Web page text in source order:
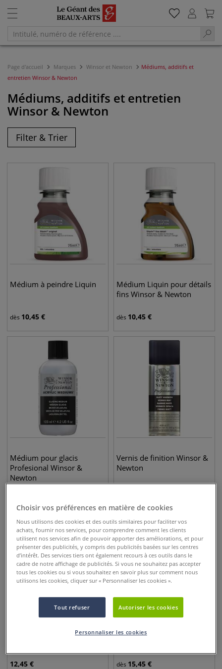
Page d'accueil Marques Winsor et Newton
Médiums, additifs et
entretien Winsor & Newton
Médiums, additifs et entretien
Winsor & Newton
Filter & Trier
Médium à peindre Liquin
dès 10,45 €
Médium Liquin pour détails
fins Winsor & Newton
dès 10,45 €
Médium pour glacis
Profesional Winsor &
Newton
Vernis de finition Winsor &
Newton
Médium de granulation
12,45 €
Liquin Impasto Winsor &
dès 15,45 €
Choisir vos préférences en matière de cookies
Nous utilisons des cookies et des outils similaires pour faciliter vos
achats, fournir nos services, pour comprendre comment les clients
utilisent nos services afin de pouvoir apporter des améliorations, et pour
présenter des publicités, y compris des publicités basées sur les centres
d’intérêt. Des services tiers ont également recours à ces outils dans le
cadre de notre affichage de publicités. Si vous ne souhaitez pas accepter
tous les cookies ou si vous souhaitez en savoir plus sur comment nous
utilisons les cookies, cliquer sur « Personnaliser les cookies ».
Tout refuser Autoriser les cookies
Personnaliser les cookies